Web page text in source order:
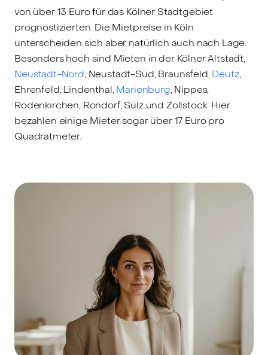
von über 13 Euro für das Kölner Stadtgebiet
prognostizierten. Die Mietpreise in Köln
unterscheiden sich aber natürlich auch nach Lage.
Besonders hoch sind Mieten in der Kölner Altstadt,
Neustadt-Nord, Neustadt-Süd, Braunsfeld,Deutz,
Ehrenfeld, Lindenthal,Marienburg, Nippes,
Rodenkirchen, Rondorf, Sülz und Zollstock. Hier
bezahlen einige Mieter sogar über 17 Euro pro
Quadratmeter.